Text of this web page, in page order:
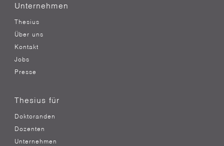
Unternehmen
Thesius
Über uns
Kontakt
Jobs
Presse
Thesius für
Doktoranden
Dozenten
Unternehmen